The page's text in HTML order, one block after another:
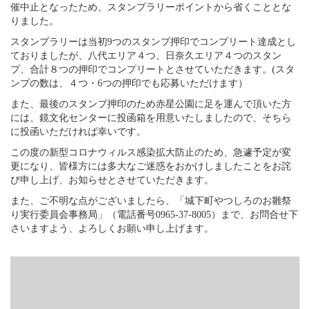
催中止となったため、スタンプラリーポイントから省くこととな
りました。
スタンプラリーは当初9つのスタンプ押印でコンプリート達成とし
ておりましたが、八代エリア４つ、日奈久エリア４つのスタン
プ、合計８つの押印でコンプリートとさせていただきます。(スタ
ンプの数は、４つ・6つの押印でも応募いただけます）
また、最後のスタンプ押印のため赤星公園に足を運んで頂いた方
には、鏡文化センターに投函箱を用意いたしましたので、そちら
に投函いただければ幸いです。
この度の新型コロナウィルス感染拡大防止のため、急遽予定が変
更になり、皆様方には多大なご迷惑をおかけしましたことをお詫
び申し上げ、お知らせとさせていただきます。
また、ご不明な点がございましたら、「城下町やつしろのお雛祭
り実行委員会事務局」（電話番号0965-37-8005）まで、お問合せ下
さいますよう、よろしくお願い申し上げます。